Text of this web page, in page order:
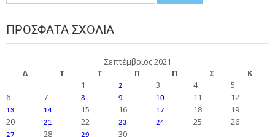
ΠΡΌΣΦΑΤΑ ΣΧΌΛΙΑ
Σεπτέμβριος 2021
Δ
Τ Τ Π Π Σ
Κ
1
2 3 4
5
6
7 8 9 10 11 12
13 14 15 16 17 18
19
20
21 22 23 24 25 26
27 28 29 30